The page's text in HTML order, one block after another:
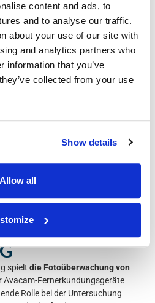
content and ads, to
and to analyse our traffic.
about your use of our site with
and analytics partners who
information that you’ve
collected from your use
Show details
Allow all
spielt die Fotoüberwachung von
Avacam-Fernerkundungsgeräte
Rolle bei der Untersuchung